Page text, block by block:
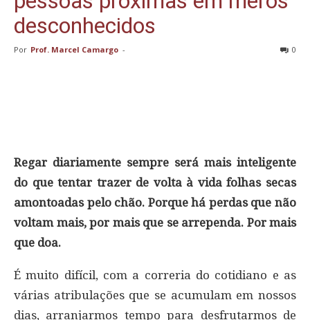
desconhecidos
Por Prof. Marcel Camargo - 0
Regar diariamente sempre será mais inteligente
do que tentar trazer de volta à vida folhas secas
amontoadas pelo chão. Porque há perdas que não
voltam mais, por mais que se arrependa. Por mais
que doa.
É muito difícil, com a correria do cotidiano e as
várias atribulações que se acumulam em nossos
dias, arranjarmos tempo para desfrutarmos de